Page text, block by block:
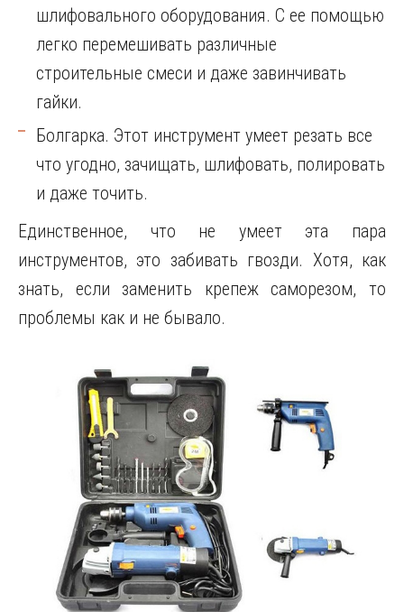
шлифовального оборудования. С ее помощью
легко перемешивать различные
строительные смеси и даже завинчивать
гайки.
Болгарка. Этот инструмент умеет резать все
что угодно, зачищать, шлифовать, полировать
и даже точить.
Единственное, что не умеет эта пара
инструментов, это забивать гвозди. Хотя, как
знать, если заменить крепеж саморезом, то
проблемы как и не бывало.